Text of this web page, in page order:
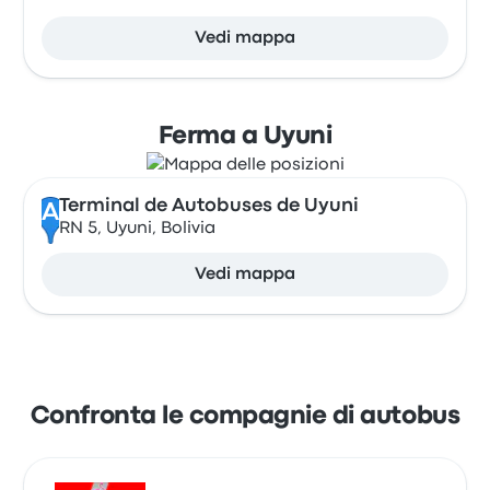
Vedi mappa
Ferma a Uyuni
A Terminal de Autobuses de Uyuni
RN 5, Uyuni, Bolivia
Vedi mappa
Confronta le compagnie di autobus